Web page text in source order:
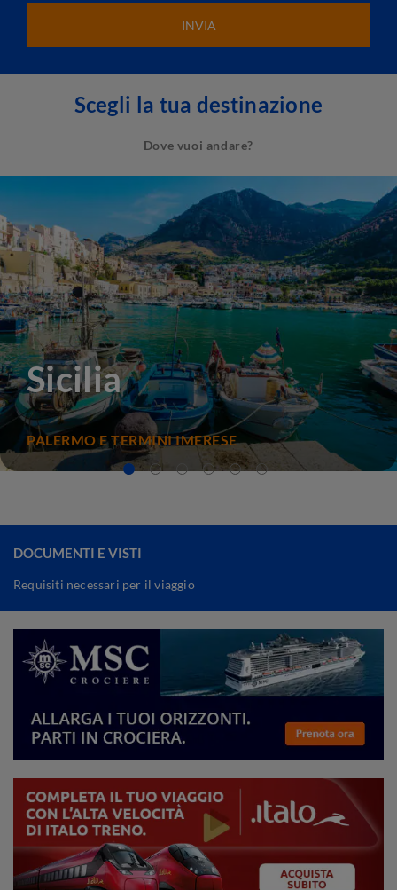
Scegli la tua destinazione
Dove vuoi andare?
Sicilia
PALERMO E TERMINI IMERESE
DOCUMENTI E VISTI
Requisiti necessari per il viaggio